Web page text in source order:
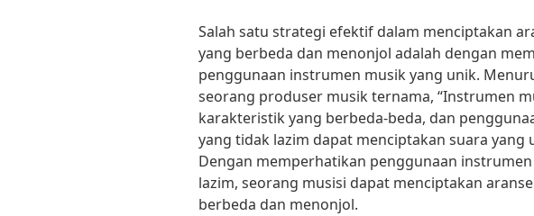
Salah satu strategi efektif dalam menciptakan
yang berbeda dan menonjol adalah dengan
penggunaan instrumen musik yang unik.
seorang produser musik ternama, “Instrumen
karakteristik yang berbeda-beda, dan
yang tidak lazim dapat menciptakan suara yang
Dengan memperhatikan penggunaan
lazim, seorang musisi dapat menciptakan
berbeda dan menonjol.